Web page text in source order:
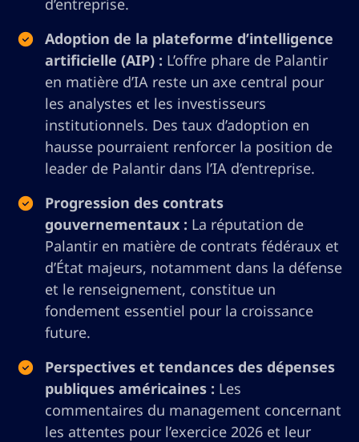
d’entreprise.
Adoption de la plateforme d’intelligence
artificielle (AIP) : L’offre phare de Palantir
en matière d’IA reste un axe central pour
les analystes et les investisseurs
institutionnels. Des taux d’adoption en
hausse pourraient renforcer la position de
leader de Palantir dans l’IA d’entreprise.
Progression des contrats
gouvernementaux : La réputation de
Palantir en matière de contrats fédéraux et
d’État majeurs, notamment dans la défense
et le renseignement, constitue un
fondement essentiel pour la croissance
future.
Perspectives et tendances des dépenses
publiques américaines : Les
commentaires du management concernant
les attentes pour l’exercice 2026 et leur